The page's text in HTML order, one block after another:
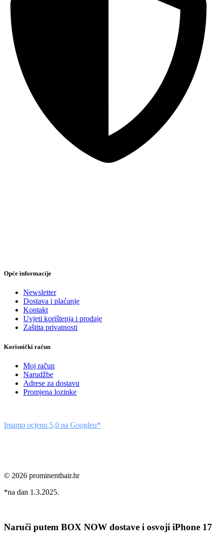
Opće informacije
Newsletter
Dostava i plaćanje
Kontakt
Uvjeti korištenja i prodaje
Zaštita privatnosti
Korisnički račun
Moj račun
Narudžbe
Adrese za dostavu
Promjena lozinke
Imamo ocjenu 5,0 na Googleu*
© 2026 prominenthair.hr
*na dan 1.3.2025.
Naruči putem BOX NOW dostave i osvoji iPhone 17